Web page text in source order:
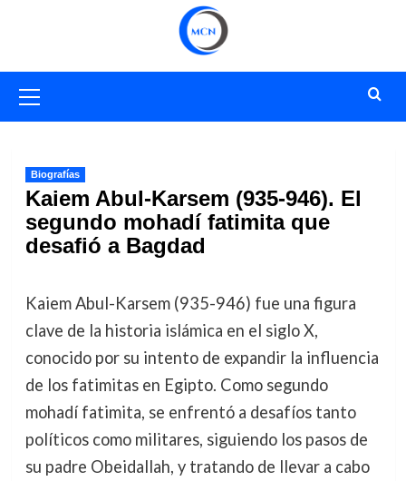
primario
Biografías
Kaiem Abul-Karsem (935-946). El
segundo mohadí fatimita que
desafió a Bagdad
Kaiem Abul-Karsem (935-946) fue una figura
clave de la historia islámica en el siglo X,
conocido por su intento de expandir la influencia
de los fatimitas en Egipto. Como segundo
mohadí fatimita, se enfrentó a desafíos tanto
políticos como militares, siguiendo los pasos de
su padre Obeidallah, y tratando de llevar a cabo